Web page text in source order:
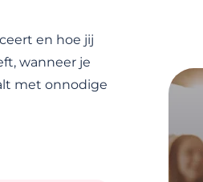
en hoe jij
wanneer je
met onnodige